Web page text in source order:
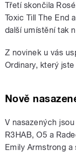
Třetí skončila
Toxic Till The End
další umístění tak
Z novinek u vás
Ordinary, který
Nově
V nasazených
R3HAB, O5 a
Emily Armstrong a